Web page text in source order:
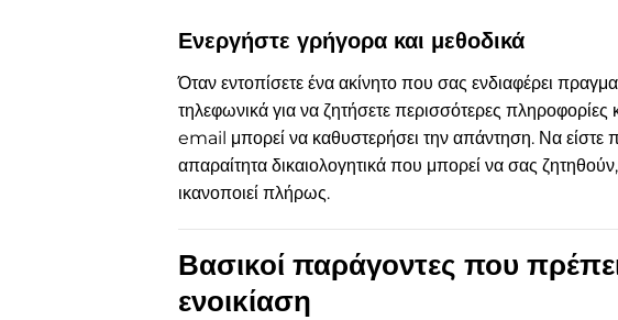
Ενεργήστε γρήγορα και μεθοδικά
Όταν εντοπίσετε ένα ακίνητο που σας ενδιαφέρει
τηλεφωνικά για να ζητήσετε περισσότερες
email μπορεί να καθυστερήσει την απάντηση. Να είστε
απαραίτητα δικαιολογητικά που μπορεί να σας
ικανοποιεί πλήρως.
Βασικοί παράγοντες που
ενοικίαση